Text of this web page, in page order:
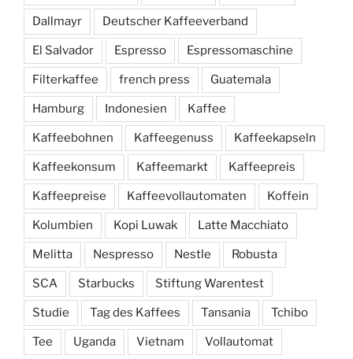
Dallmayr Deutscher Kaffeeverband
El Salvador Espresso Espressomaschine
Filterkaffee french press Guatemala
Hamburg Indonesien Kaffee
Kaffeebohnen Kaffeegenuss Kaffeekapseln
Kaffeekonsum Kaffeemarkt Kaffeepreis
Kaffeepreise Kaffeevollautomaten Koffein
Kolumbien Kopi Luwak Latte Macchiato
Melitta Nespresso Nestle Robusta
SCA Starbucks Stiftung Warentest
Studie Tag des Kaffees Tansania Tchibo
Tee Uganda Vietnam Vollautomat